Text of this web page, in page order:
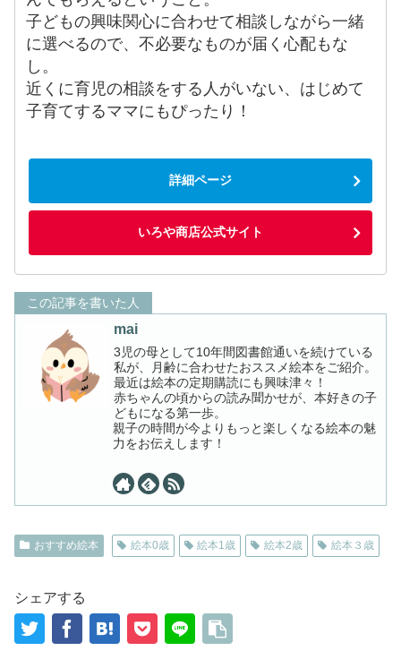
子どもの興味関心に合わせて相談しながら一緒
に選べるので、不必要なものが届く心配もな
し。
近くに育児の相談をする人がいない、はじめて
子育てするママにもぴったり！
詳細ページ
いろや商店公式サイト
この記事を書いた人
mai
3児の母として10年間図書館通いを続けている
私が、月齢に合わせたおススメ絵本をご紹介。
最近は絵本の定期購読にも興味津々！
赤ちゃんの頃からの読み聞かせが、本好きの子
どもになる第一歩。
親子の時間が今よりもっと楽しくなる絵本の魅
力をお伝えします！
おすすめ絵本 絵本0歳 絵本1歳 絵本2歳 絵本３歳
シェアする